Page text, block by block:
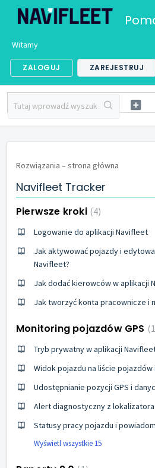
Witamy
ZALOGUJ ZAREJESTRUJ
Rozwiązania – strona główna
Navifleet Tracker
Pierwsze kroki 4
Logowanie do aplikacji Navifleet
Jak aktywować pojazdy i
Navifleet?
Jak dodać kierowców w aplikacji
Jak tworzyć konta pracownicze i
Monitoring pojazdów GPS
Tryb prywatny w aplikacji
Widok pojazdu na liście pojazdów
Udostępnianie pozycji GPS i
Alert diagnostyczny z lokalizatora
Statusy pracy pojazdu i
Wyświetl wszystkie 15